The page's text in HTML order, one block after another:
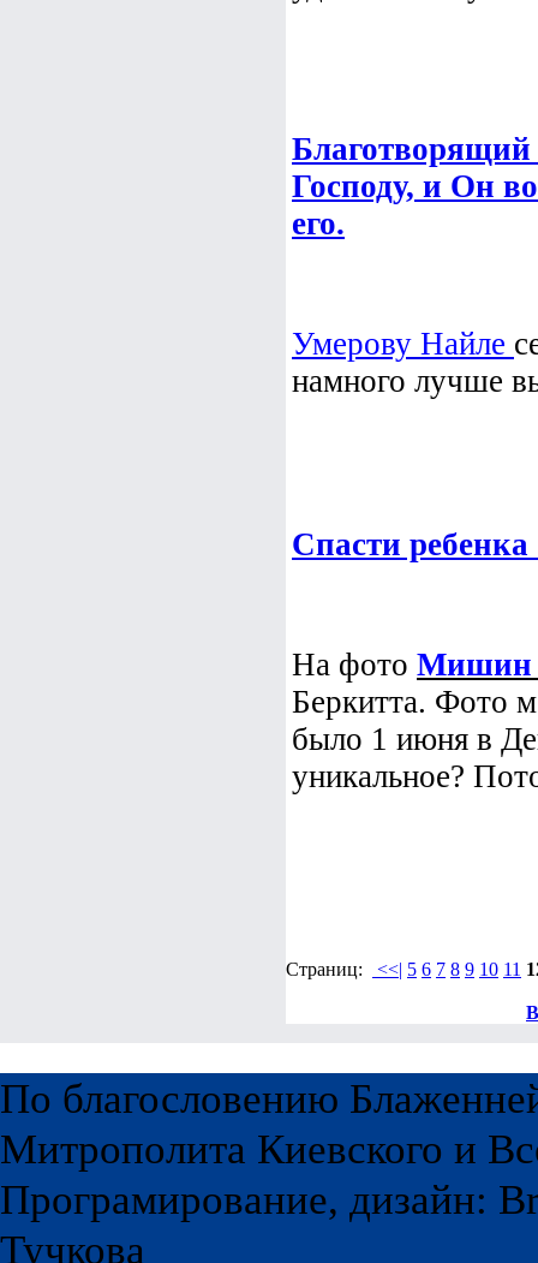
Благотворящий
Господу, и Он
его.
Умерову Найле
намного лучше
Спасти
На фото Мишин
Беркитта. Фото
было 1 июня в
уникальное?
Страниц: <<| 5 6 7 8 9 10 11
По благословению
Митрополита Киевского и
Програмирование, дизайн:
Тучкова